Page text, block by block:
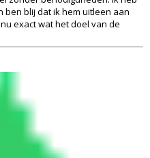
ben blij dat ik hem uitleen aan
exact wat het doel van de